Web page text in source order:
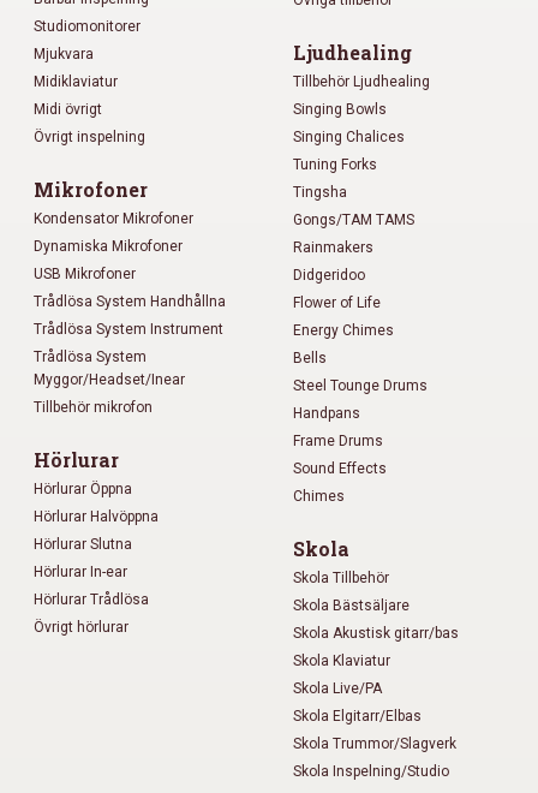
Studiomonitorer
Mjukvara
Midiklaviatur
Midi övrigt
Övrigt inspelning
Mikrofoner
Kondensator Mikrofoner
Dynamiska Mikrofoner
USB Mikrofoner
Trådlösa System Handhållna
Trådlösa System Instrument
Trådlösa System
Myggor/Headset/Inear
Tillbehör mikrofon
Hörlurar
Hörlurar Öppna
Hörlurar Halvöppna
Hörlurar Slutna
Hörlurar In-ear
Hörlurar Trådlösa
Övrigt hörlurar
Ljudhealing
Tillbehör Ljudhealing
Singing Bowls
Singing Chalices
Tuning Forks
Tingsha
Gongs/TAM TAMS
Rainmakers
Didgeridoo
Flower of Life
Energy Chimes
Bells
Steel Tounge Drums
Handpans
Frame Drums
Sound Effects
Chimes
Skola
Skola Tillbehör
Skola Bästsäljare
Skola Akustisk gitarr/bas
Skola Klaviatur
Skola Live/PA
Skola Elgitarr/Elbas
Skola Trummor/Slagverk
Skola Inspelning/Studio